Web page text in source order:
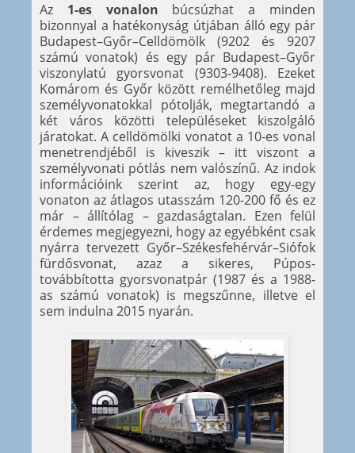
Az 1-es vonalon búcsúzhat a minden
bizonnyal a hatékonyság útjában álló egy pár
Budapest–Győr–Celldömölk (9202 és 9207
számú vonatok) és egy pár Budapest–Győr
viszonylatú gyorsvonat (9303-9408). Ezeket
Komárom és Győr között remélhetőleg majd
személyvonatokkal pótolják, megtartandó a
két város közötti településeket kiszolgáló
járatokat. A celldömölki vonatot a 10-es vonal
menetrendjéből is kiveszik – itt viszont a
személyvonati pótlás nem valószínű. Az indok
információink szerint az, hogy egy-egy
vonaton az átlagos utasszám 120-200 fő és ez
már – állítólag – gazdaságtalan. Ezen felül
érdemes megjegyezni, hogy az egyébként csak
nyárra tervezett Győr–Székesfehérvár–Siófok
fürdősvonat, azaz a sikeres, Púpos-
továbbította gyorsvonatpár (1987 és a 1988-
as számú vonatok) is megszűnne, illetve el
sem indulna 2015 nyarán.